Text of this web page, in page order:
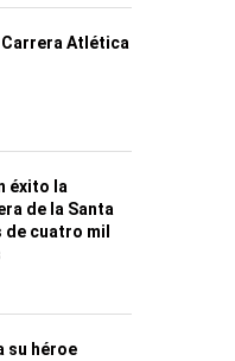
Atlética
éxito la
de la Santa
de cuatro mil
su héroe